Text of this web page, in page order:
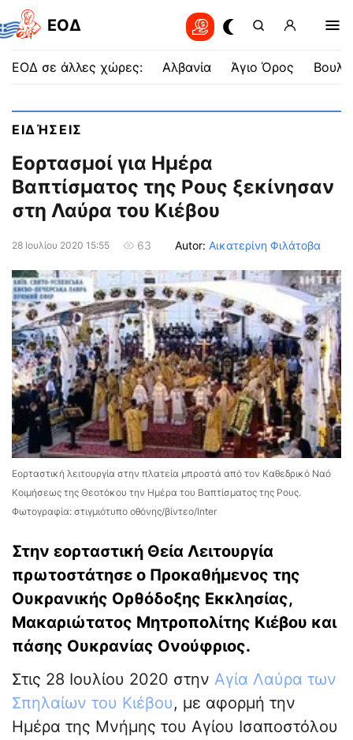
EOΔ
ΕΟΔ σε άλλες χώρες: Αλβανία Άγιο Όρος
ΕΙΔΉΣΕΙΣ
Εορτασμοί για Ημέρα
Βαπτίσματος της Ρους ξεκίνησαν
στη Λαύρα του Κιέβου
28 Ιουλίου 2020 15:55 63 Autor: Αικατερίνη Φιλάτοβα
Εορταστική λειτουργία στην πλατεία μπροστά από τον Καθεδρικό Ναό
Κοιμήσεως της Θεοτόκου την Ημέρα του Βαπτίσματος της Ρους.
Φωτογραφία: στιγμιότυπο οθόνης/βίντεο/Inter
Στην εορταστική Θεία Λειτουργία
πρωτοστάτησε ο Προκαθήμενος της
Ουκρανικής Ορθόδοξης Εκκλησίας,
Μακαριώτατος Μητροπολίτης Κιέβου και
πάσης Ουκρανίας Ονούφριος.
Στις 28 Ιουλίου 2020 στην Αγία Λαύρα των
Σπηλαίων του Κιέβου, με αφορμή την
Ημέρα της Μνήμης του Αγίου Ισαποστόλου